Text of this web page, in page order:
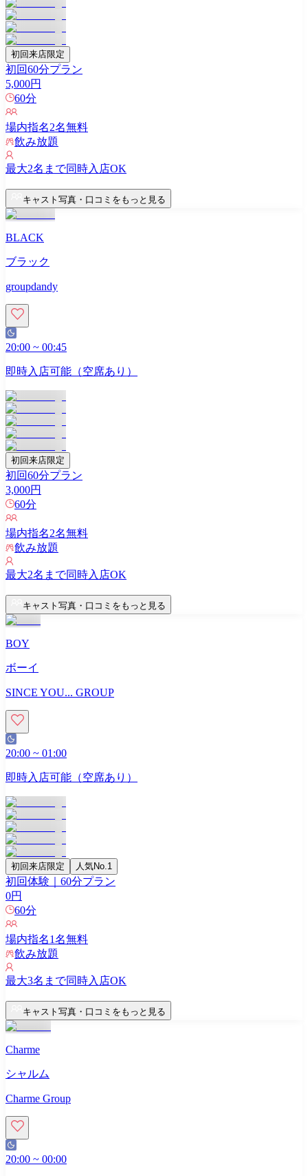
初回来店限定
初回60分プラン
5,000円
60分
場内指名2名無料
飲み放題
最大2名まで同時入店OK
キャスト写真・口コミをもっと見る
BLACK
ブラック
groupdandy
20:00 ~ 00:45
即時入店可能（空席あり）
初回来店限定
初回60分プラン
3,000円
60分
場内指名2名無料
飲み放題
最大2名まで同時入店OK
キャスト写真・口コミをもっと見る
BOY
ボーイ
SINCE YOU... GROUP
20:00 ~ 01:00
即時入店可能（空席あり）
初回来店限定 人気No.1
初回体験｜60分プラン
0円
60分
場内指名1名無料
飲み放題
最大3名まで同時入店OK
キャスト写真・口コミをもっと見る
Charme
シャルム
Charme Group
20:00 ~ 00:00